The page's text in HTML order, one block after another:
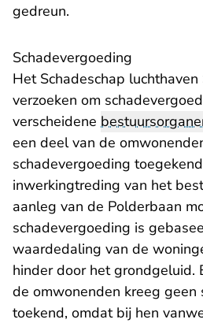
gedreun.
Schadevergoeding
Het Schadeschap
verzoeken om
verscheidene
een deel van de
schadevergoeding
inwerkingtreding van het
aanleg van de Polderbaan
schadevergoeding is
waardedaling van de
hinder door het grondgeluid.
de omwonenden kreeg geen
toekend, omdat bij hen